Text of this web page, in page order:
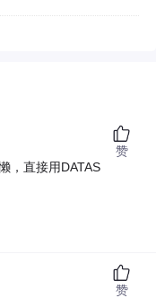
，直接用DATAS
赞
赞